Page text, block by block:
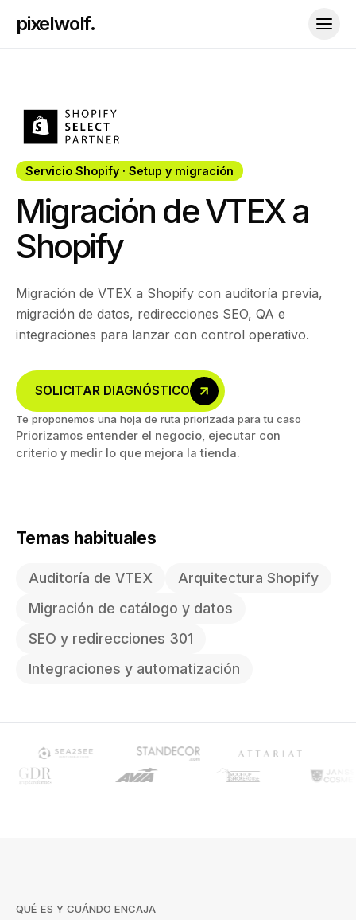
pixelwolf.
Servicio Shopify · Setup y migración
Migración de VTEX a
Shopify
Migración de VTEX a Shopify con auditoría previa,
migración de datos, redirecciones SEO, QA e
integraciones para lanzar con control operativo.
SOLICITAR DIAGNÓSTICO
Te proponemos una hoja de ruta priorizada para tu caso
Priorizamos entender el negocio, ejecutar con
criterio y medir lo que mejora la tienda.
Temas habituales
Auditoría de VTEX
Arquitectura Shopify
Migración de catálogo y datos
SEO y redirecciones 301
Integraciones y automatización
QUÉ ES Y CUÁNDO ENCAJA